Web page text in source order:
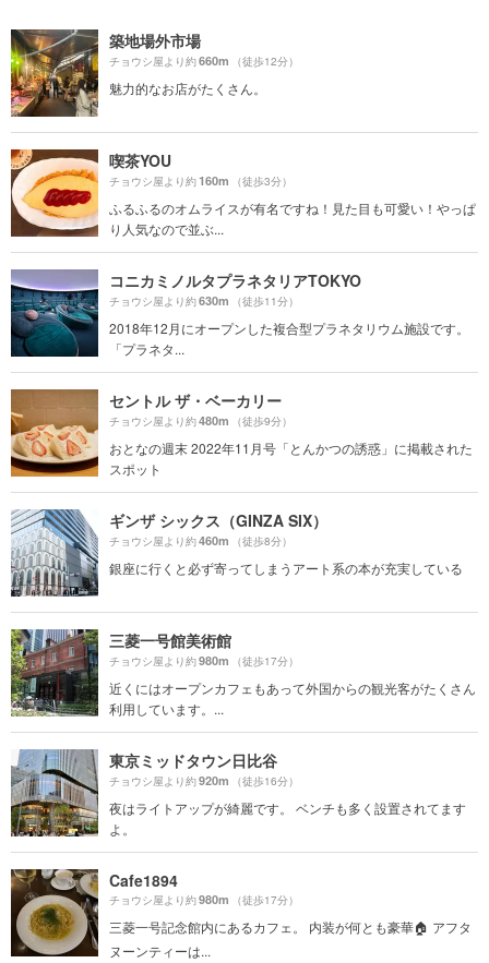
築地場外市場
チョウシ屋より約660m （徒歩12分）
魅力的なお店がたくさん。
喫茶YOU
チョウシ屋より約160m （徒歩3分）
ふるふるのオムライスが有名ですね！見た目も可愛い！やっぱ
り人気なので並ぶ...
コニカミノルタプラネタリアTOKYO
チョウシ屋より約630m （徒歩11分）
2018年12月にオープンした複合型プラネタリウム施設です。
「プラネタ...
セントル ザ・ベーカリー
チョウシ屋より約480m （徒歩9分）
おとなの週末 2022年11月号「とんかつの誘惑」に掲載された
スポット
ギンザ シックス（GINZA SIX）
チョウシ屋より約460m （徒歩8分）
銀座に行くと必ず寄ってしまうアート系の本が充実している
三菱一号館美術館
チョウシ屋より約980m （徒歩17分）
近くにはオープンカフェもあって外国からの観光客がたくさん
利用しています。...
東京ミッドタウン日比谷
チョウシ屋より約920m （徒歩16分）
夜はライトアップが綺麗です。 ベンチも多く設置されてます
よ。
Cafe1894
チョウシ屋より約980m （徒歩17分）
三菱一号記念館内にあるカフェ。 内装が何とも豪華🏠 アフタ
ヌーンティーは...